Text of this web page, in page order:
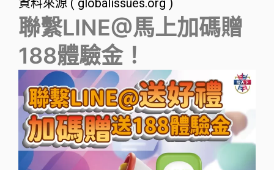
聯繫LINE@馬上加碼贈
188體驗金！